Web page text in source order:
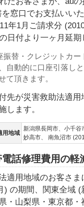
を窓口でお支払いい
年1月ご請求分
日付より一ヶ月延期
振替・クレジットカ
自動的に口座引落し
て頂きます。
先が災害救助法適
します。
用地域
新潟県長岡市、小千谷
妙高市、 南魚沼市
話修理費用の軽
適用地域のお客さ
) の期間、関東全域
・山梨県・東京都